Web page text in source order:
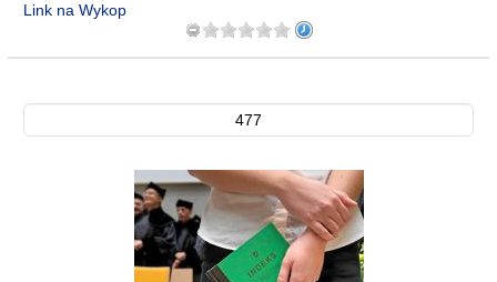
Link na Wykop
477